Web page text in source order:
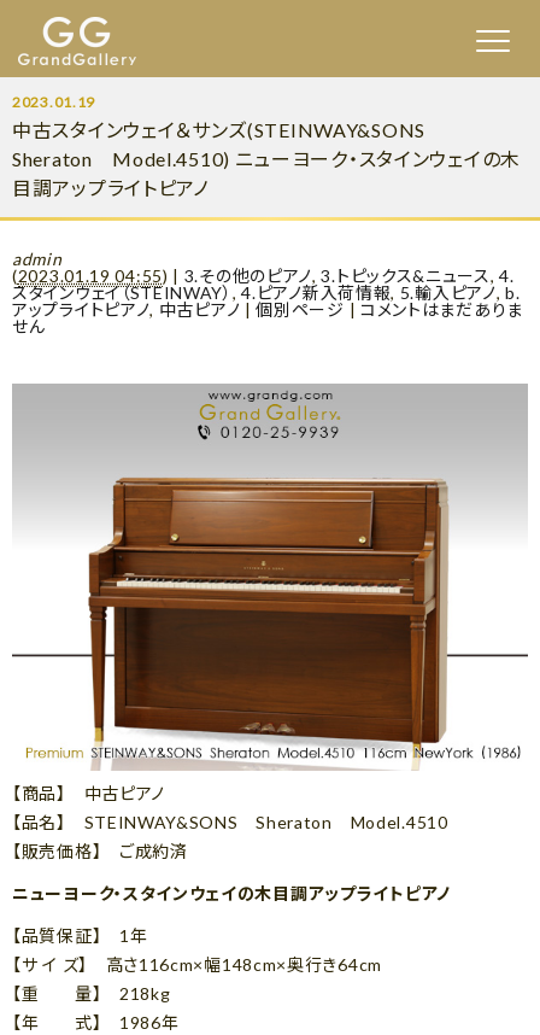
2023.01.19
中古スタインウェイ＆サンズ(STEINWAY&SONS
Sheraton Model.4510) ニューヨーク・スタインウェイの木
目調アップライトピアノ
admin
(2023.01.19 04:55) | 3.その他のピアノ,3.トピックス&ニュース,4.
スタインウェイ（STEINWAY） ,4.ピアノ新入荷情報, 5.輸入ピアノ,b.
アップライトピアノ, 中古ピアノ |個別ページ | コメントはまだありま
せん
【商品】 中古ピアノ
【品名】 STEINWAY&SONS Sheraton Model.4510
【販売価格】 ご成約済
ニューヨーク・スタインウェイの木目調アップライトピアノ
【品質保証】 1年
【サ イ ズ】 高さ116cm×幅148cm×奥行き64cm
【重 量】 218kg
【年 式】 1986年